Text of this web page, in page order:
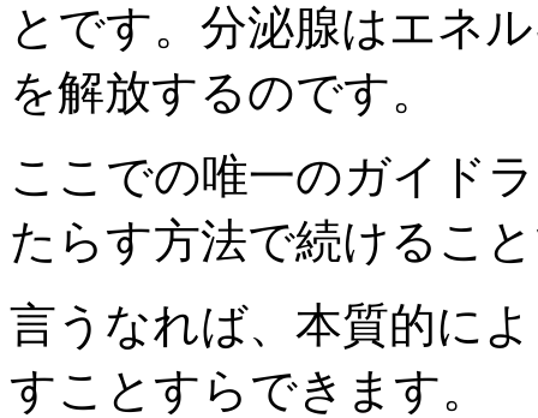
とです。分泌腺はエネ
を解放するのです。
ここでの唯一のガイド
たらす方法で続けるこ
言うなれば、本質的に
すことすらできます。